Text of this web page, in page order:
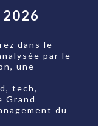
2026
dans le
par le
une
tech,
Grand
du